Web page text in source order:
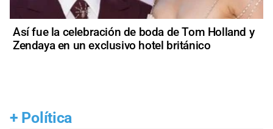
Así fue la celebración de boda de Tom Holland y
Zendaya en un exclusivo hotel británico
+ Política